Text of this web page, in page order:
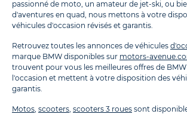
passionné de moto, un amateur de jet-ski, ou
d'aventures en quad, nous mettons à votre
véhicules d'occasion révisés et garantis.
Retrouvez toutes les annonces de véhicules
marque BMW disponibles sur motors-
trouvent pour vous les meilleures offres de
l'occasion et mettent à votre disposition des
garantis.
Motos scooters scooters 3 roues sont